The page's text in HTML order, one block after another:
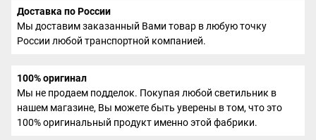
Доставка по России
Мы доставим заказанный Вами товар в любую точку
России любой транспортной компанией.
100% оригинал
Мы не продаем подделок. Покупая любой светильник в
нашем магазине, Вы можете быть уверены в том, что это
100% оригинальный продукт именно этой фабрики.